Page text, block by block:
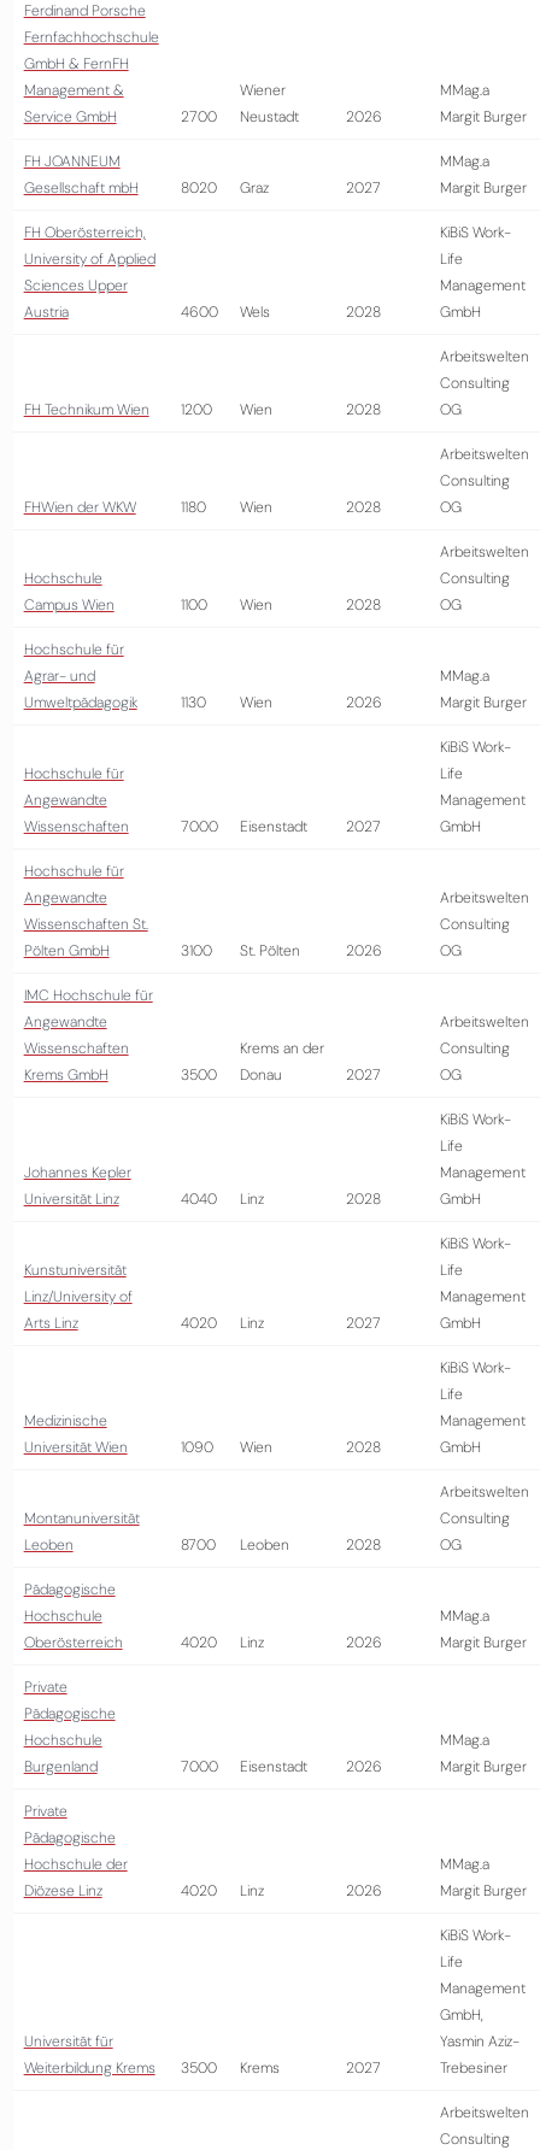
Ferdinand Porsche
Fernfachhochschule
GmbH & FernFH
Management &
Service GmbH
2700
Wiener
Neustadt
2026
MMag.a
Margit Burger
FH JOANNEUM
Gesellschaft mbH
8020 Graz 2027
MMag.a
Margit Burger
FH Oberösterreich,
University of Applied
Sciences Upper
Austria
4600 Wels 2028
KiBiS Work-
Life
Management
GmbH
FH Technikum Wien 1200 Wien 2028
Arbeitswelten
Consulting
OG
FHWien der WKW 1180 Wien 2028
Arbeitswelten
Consulting
OG
Hochschule
Campus Wien
1100 Wien 2028
Arbeitswelten
Consulting
OG
Hochschule für
Agrar- und
Umweltpädagogik
1130 Wien 2026
MMag.a
Margit Burger
Hochschule für
Angewandte
Wissenschaften
7000 Eisenstadt 2027
KiBiS Work-
Life
Management
GmbH
Hochschule für
Angewandte
Wissenschaften St.
Pölten GmbH
3100 St. Pölten 2026
Arbeitswelten
Consulting
OG
IMC Hochschule für
Angewandte
Wissenschaften
Krems GmbH
3500
Krems an der
Donau
2027
Arbeitswelten
Consulting
OG
Johannes Kepler
Universität Linz
4040 Linz 2028
KiBiS Work-
Life
Management
GmbH
Kunstuniversität
Linz/University of
Arts Linz
4020 Linz 2027
KiBiS Work-
Life
Management
GmbH
Medizinische
Universität Wien
1090 Wien 2028
KiBiS Work-
Life
Management
GmbH
Montanuniversität
Leoben
8700 Leoben 2028
Arbeitswelten
Consulting
OG
Pädagogische
Hochschule
Oberösterreich
4020 Linz 2026
MMag.a
Margit Burger
Private
Pädagogische
Hochschule
Burgenland
7000 Eisenstadt 2026
MMag.a
Margit Burger
Private
Pädagogische
Hochschule der
Diözese Linz
4020 Linz 2026
MMag.a
Margit Burger
Universität für
Weiterbildung Krems
3500 Krems 2027
KiBiS Work-
Life
Management
GmbH,
Yasmin Aziz-
Trebesiner
Arbeitswelten
Consulting